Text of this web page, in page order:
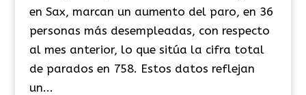
en Sax, marcan un aumento del paro, en 36
personas más desempleadas, con respecto
al mes anterior, lo que sitúa la cifra total
de parados en 758. Estos datos reflejan
un...